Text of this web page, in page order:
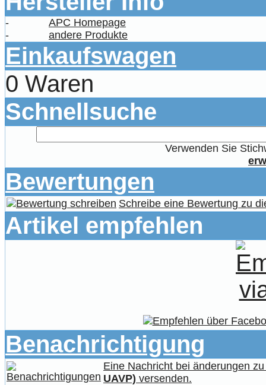
-
APC Homepage
-
andere Produkte
Einkaufswagen
0 Waren
Schnellsuche
Verwenden Sie
Bewertungen
Schreibe eine Bewertung zu
Artikel empfehlen
Benachrichtigung
Eine Nachricht bei änderungen
UAVP) versenden.